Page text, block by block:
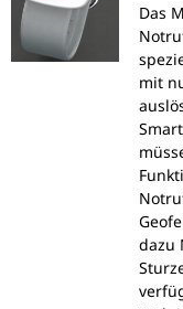
Das
mit
dazu